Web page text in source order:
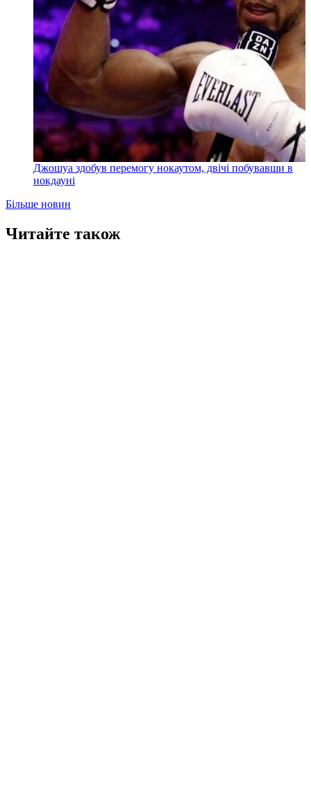
Джошуа здобув перемогу нокаутом, двічі побувавши в
нокдауні
Більше новин
Читайте також